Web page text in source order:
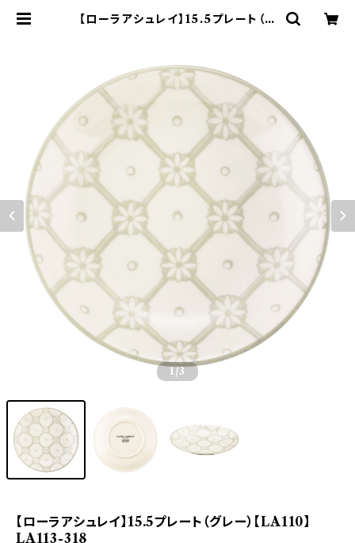
【ローラアシュレイ】15.5プレート（グ
1/3
【ローラアシュレイ】15.5プレート（グレー）【LA110】
LA113-318